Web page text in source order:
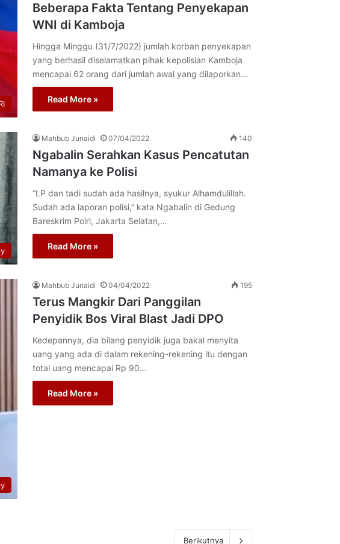
Beberapa Fakta Tentang Penyekapan
WNI di Kamboja
Hingga Minggu (31/7/2022) jumlah korban penyekapan
yang berhasil diselamatkan pihak kepolisian Kamboja
mencapai 62 orang dari jumlah awal yang dilaporkan…
Read More »
Mahbub Junaidi 07/04/2022 140
Ngabalin Serahkan Kasus Pencatutan
Namanya ke Polisi
“LP dan tadi sudah ada hasilnya, syukur Alhamdulillah.
Sudah ada laporan polisi,” kata Ngabalin di Gedung
Bareskrim Polri, Jakarta Selatan,…
Read More »
Mahbub Junaidi 04/04/2022 195
Terus Mangkir Dari Panggilan
Penyidik Bos Viral Blast Jadi DPO
Kedepannya, dia bilang penyidik juga bakal menyita
uang yang ada di dalam rekening-rekening itu dengan
total uang mencapai Rp 90…
Read More »
Berikutnya